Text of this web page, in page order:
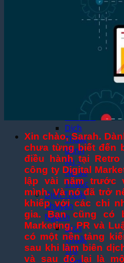
Thuật
Website
Dịch
Thuật
Bệnh
Án –
Hồ Sơ
Thuốc
Dịch Thuật
Chuyên
Ngành
Dịch
Thuật
Trò
Xin chào, Sarah.
chưa từng biết đến
điều hành tại
công ty Digital
lập vài năm trước
mình. Và nó đã trở
khiếp với các chi
gia. Bạn cũng có
Marketing, PR và
có một nền tảng
sau khi làm biên
và sau đó lại là